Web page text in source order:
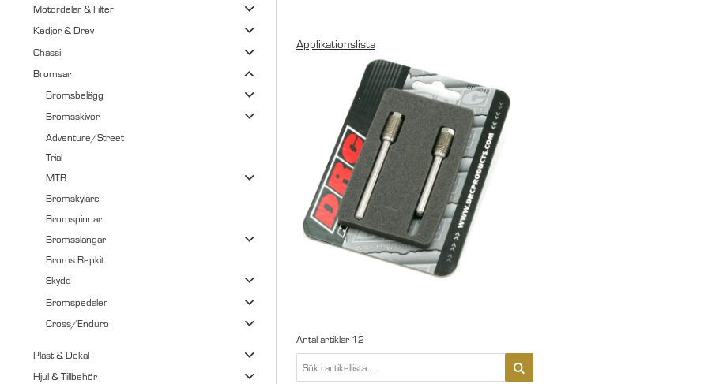
Motordelar & Filter
Kedjor & Drev
Chassi
Bromsar
Bromsbelägg
Bromsskivor
Adventure/Street
Trial
MTB
Bromskylare
Bromspinnar
Bromsslangar
Broms Repkit
Skydd
Bromspedaler
Cross/Enduro
Plast & Dekal
Hjul & Tillbehör
Applikationslista
Antal artiklar 12